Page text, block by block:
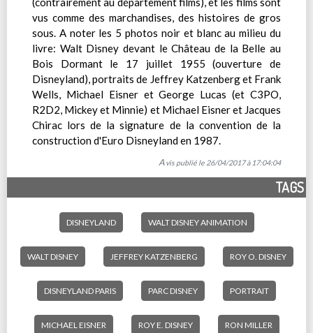
vus comme des marchandises, des histoires de gros
sous. A noter les 5 photos noir et blanc au milieu du
livre: Walt Disney devant le Château de la Belle au
Bois Dormant le 17 juillet 1955 (ouverture de
Disneyland), portraits de Jeffrey Katzenberg et Frank
Wells, Michael Eisner et George Lucas (et C3PO,
R2D2, Mickey et Minnie) et Michael Eisner et Jacques
Chirac lors de la signature de la convention de la
construction d'Euro Disneyland en 1987.
Avis publié le 26/04/2017 à 17:04:04
TAGS
DISNEYLAND WALT DISNEY ANIMATION
WALT DISNEY JEFFREY KATZENBERG ROY O. DISNEY
DISNEYLAND PARIS PARC DISNEY PORTRAIT
MICHAEL EISNER ROY E. DISNEY RON MILLER